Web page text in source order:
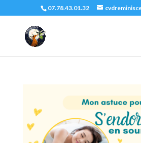
07.78.43.01.32